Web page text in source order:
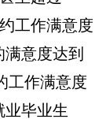
工作满意度
意度达到
工作满意度
毕业生